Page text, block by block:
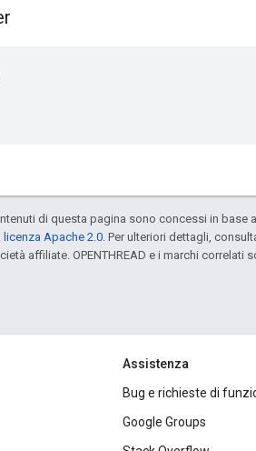
di questa pagina sono concessi in base
licenza Apache 2.0. Per ulteriori dettagli,
affiliate. OPENTHREAD e i marchi correlati
Assistenza
Bug e richieste di
Google Groups